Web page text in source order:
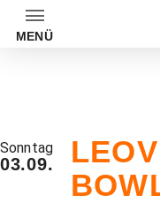
MENÜ
zurück
zurück
zurück
zurück
zurück
zurück
zurück
zurück
zurück
zurück
zurück
zurück
zurück
zurück
zurück
zurück
zurück
zurück
zurück
zurück
zurück
zurück
zurück
zurück
Sonntag
03.09.